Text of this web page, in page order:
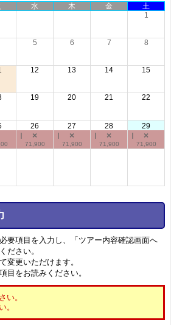
水 木 金
土
1
5 6 7 8
12 13 14 15
19 20 21 22
26
×
I
71,900
27
×
I
71,900
28
×
I
71,900
29
×
I
71,900
要項目を入力し、「ツアー内容確認画面へ
ださい。
変更いただけます。
目をお読みください。
い。
。